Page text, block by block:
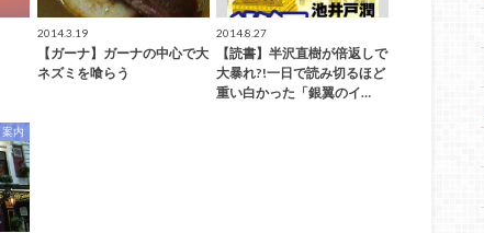
2014.3.19
【ガーナ】ガーナの中心で大
ネズミを喰らう
2014.8.27
【読書】半沢直樹が倍返しで
大暴れ?!一日で読み切るほど
重い白かった「銀翼のイ…
内